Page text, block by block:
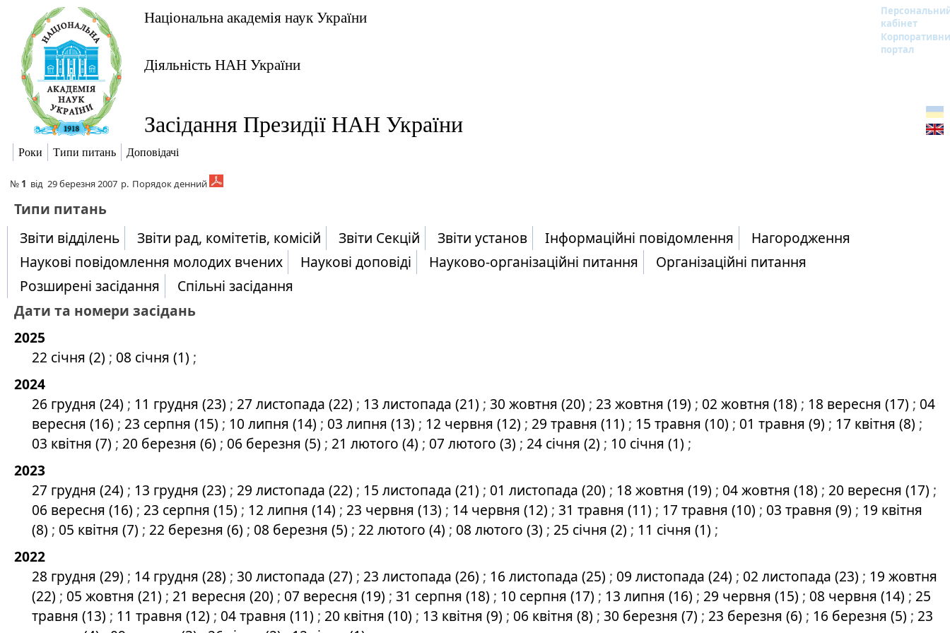
Національна академія наук України
кабінет
портал
Діяльність НАН України
Засідання Президії НАН України
Роки Типи питань Доповідачі
№ 1 від 29 березня 2007 р. Порядок денний
​Типи питань
Звіти відділень
Звіти рад, комітетів, комісій Звіти Секцій Звіти установ Інформаційні повідомлення
Нагородження
Наукові повідомлення молодих вчених
Наукові доповіді Науково-організаційні питання
Організаційні питання
Розширені засідання
Спільні засідання
Дати та номери засідань
2025
22 січня (2) ; 08 січня (1) ;
2024
26 грудня (24) ; 11 грудня (23) ; 27 листопада (22) ; 13 листопада (21) ; 30 жовтня (20) ; 23 жовтня (19) ; 02 жовтня (18) ; 18 вересня (17) ; 04
вересня (16) ; 23 серпня (15) ; 10 липня (14) ; 03 липня (13) ; 12 червня (12) ; 29 травня (11) ; 15 травня (10) ; 01 травня (9) ; 17 квітня (8) ;
03 квітня (7) ; 20 березня (6) ; 06 березня (5) ; 21 лютого (4) ; 07 лютого (3) ; 24 січня (2) ; 10 січня (1) ;
2023
27 грудня (24) ; 13 грудня (23) ; 29 листопада (22) ; 15 листопада (21) ; 01 листопада (20) ; 18 жовтня (19) ; 04 жовтня (18) ; 20 вересня (17) ;
06 вересня (16) ; 23 серпня (15) ; 12 липня (14) ; 23 червня (13) ; 14 червня (12) ; 31 травня (11) ; 17 травня (10) ; 03 травня (9) ; 19 квітня
(8) ; 05 квітня (7) ; 22 березня (6) ; 08 березня (5) ; 22 лютого (4) ; 08 лютого (3) ; 25 січня (2) ; 11 січня (1) ;
2022
28 грудня (29) ; 14 грудня (28) ; 30 листопада (27) ; 23 листопада (26) ; 16 листопада (25) ; 09 листопада (24) ; 02 листопада (23) ; 19 жовтня
(22) ; 05 жовтня (21) ; 21 вересня (20) ; 07 вересня (19) ; 31 серпня (18) ; 10 серпня (17) ; 13 липня (16) ; 29 червня (15) ; 08 червня (14) ; 25
травня (13) ; 11 травня (12) ; 04 травня (11) ; 20 квітня (10) ; 13 квітня (9) ; 06 квітня (8) ; 30 березня (7) ; 23 березня (6) ; 16 березня (5) ; 23